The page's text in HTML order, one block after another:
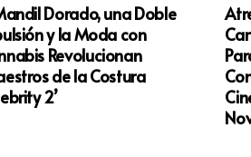
Dorado, una Doble
y la Moda con
Revolucionan
de la Costura
2’